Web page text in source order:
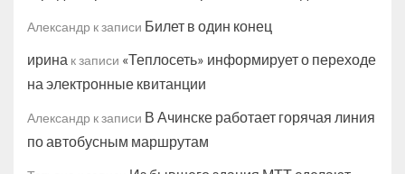
Александр к записи Билет в один конец
ирина к записи «Теплосеть» информирует о переходе
на электронные квитанции
Александр к записи В Ачинске работает горячая линия
по автобусным маршрутам